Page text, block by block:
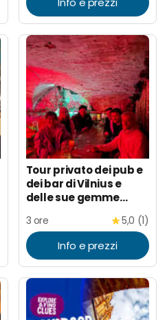
Tour privato dei pub e
dei bar di Vilnius e
delle sue gemme
3 ore 5,0 (1)
Info e prezzi